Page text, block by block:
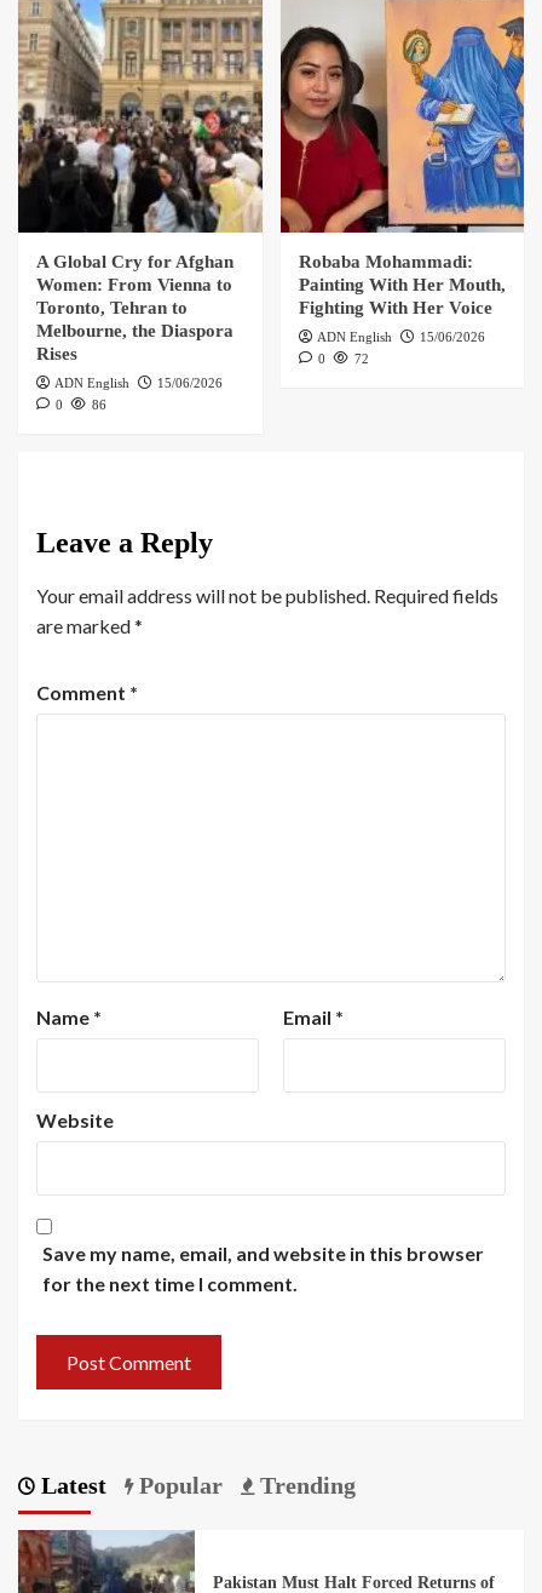
A Global Cry for Afghan
Women: From Vienna to
Toronto, Tehran to
Melbourne, the Diaspora
Rises
ADN English
15/06/2026
0
86
Robaba Mohammadi:
Painting With Her Mouth,
Fighting With Her Voice
ADN English
15/06/2026
0
72
Leave a Reply
Your email address will not be published. Required fields
are marked*
Comment *
Name * Email *
Website
Save my name, email, and website in this browser
for the next time I comment.
Latest Popular Trending
Pakistan Must Halt Forced Returns of